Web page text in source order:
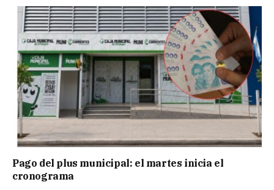
Pago del plus municipal: el martes inicia el
cronograma